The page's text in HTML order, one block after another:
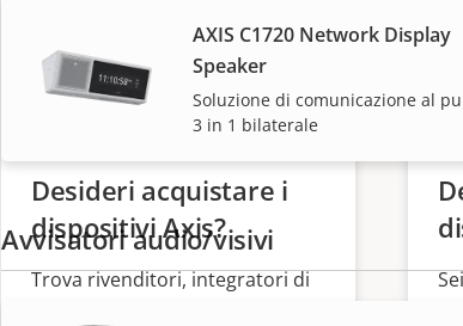
AXIS C1720 Network Display
Speaker
Soluzione di comunicazione al
3 in 1 bilaterale
Avvisatori audio/visivi
Desideri acquistare i
dispositivi Axis?
Trova rivenditori, integratori di